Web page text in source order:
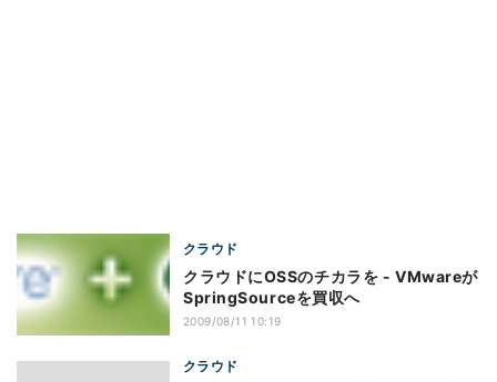
クラウド
クラウドにOSSのチカラを - VMwareが
SpringSourceを買収へ
2009/08/11 10:19
クラウド